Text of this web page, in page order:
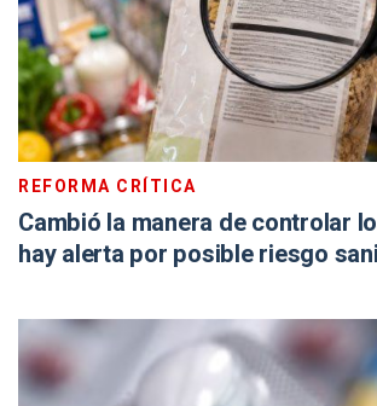
REFORMA CRÍTICA
Cambió la manera de controlar
hay alerta por posible riesgo